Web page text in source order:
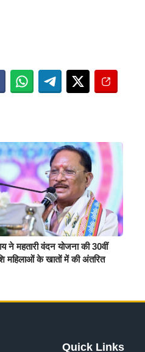
ने महतारी वंदन योजना की 30वीं
महिलाओं के खातों में की अंतरित
Quick Links